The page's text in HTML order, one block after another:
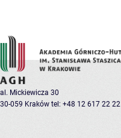
al. Mickiewicza 30
30-059 Kraków tel: +48 12 617 22 22